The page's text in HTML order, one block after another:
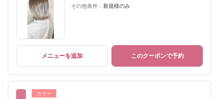
その他条件： 新規様のみ
メニューを追加 このクーポンで予約
カラー